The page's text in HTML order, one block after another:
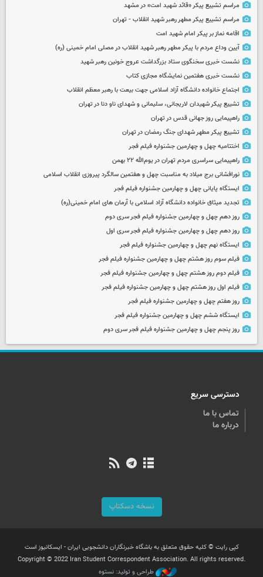
مراسم تشییع پیکر «قائد شهید امت» در مشهد
مراسم تشییع پیکر مطهر رهبر شهید انقلاب - تهران
اقامه نماز بر پیکر امام شهید امت
آیین وداع مردم با پیکر مطهر رهبر شهید انقلاب در مصلی امام خمینی (ره)
نشست خبری سخنگوی ستاد بزرگداشت عروج خونین رهبر شهید
نشست خبری هفتمین نمایشگاه مجازی کتاب
اجتماع خانواده دانشگاه آزاد اسلامی جهت بیعت با رهبر معظم انقلاب
تشییع پیکر شهیدان لاریجانی، سلیمانی و شهدای ناو دنا در تهران
راهپیمایی روز جهانی قدس در تهران
تشییع پیکر مطهر شهدای جنگ رمضان در تهران
اختتامیه چهل و چهارمین جشنواره فیلم فجر
راهپیمایی سراسری مردم تهران در یوم‌الله ۲۲ بهمن
نورافشانی برج میلاد به مناسبت چهل‌ و هفتمین سالگرد پیروزی انقلاب اسلامی
ایستگاه پایانی چهل و چهارمین جشنواره فیلم فجر
تجدید میثاق خانواده دانشگاه آزاد اسلامی با آرمان های امام خمینی(ره)
روز دهم چهل و چهارمین جشنواره فیلم فجر سری دوم
روز دهم چهل و چهارمین جشنواره فیلم فجر سری اول
ایستگاه نهم چهل و چهارمین جشنواره فیلم فجر
فیلم سوم روز هشتم چهل و چهارمین جشنواره فیلم فجر
فیلم دوم روز هشتم چهل و چهارمین جشنواره فیلم فجر
فیلم اول روز هشتم چهل و چهارمین جشنواره فیلم فجر
روز هفتم چهل و چهارمین جشنواره فیلم فجر
ایستگاه ششم چهل و چهارمین جشنواره فیلم فجر
روز پنجم چهل و چهارمین جشنواره فیلم فجر سری دوم
دسترسی سریع
تماس با ما
درباره ما
نسخه دسکتاپ
کپی رایت © کلیه حقوق متعلق به باشگاه خبرنگاران دانشجویی ایران - ایسکانیوز است
Copyright © 2022 Iran Student Correspondent Association. All rights reserved.
طراحی و تولید: نستوه